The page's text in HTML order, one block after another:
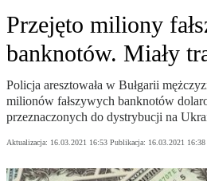
Przejęto miliony
banknotów. Miały
Policja aresztowała w Bułgarii
milionów fałszywych banknotów
przeznaczonych do dystrybucji na
Aktualizacja: 16.03.2021 16:53 Publikacja: 16.03.2021 16:38